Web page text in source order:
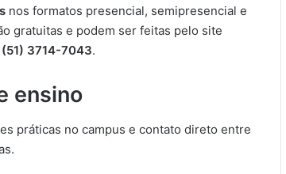
nos formatos presencial, semipresencial e
gratuitas e podem ser feitas pelo site
(51) 3714-7043.
ensino
práticas no campus e contato direto entre